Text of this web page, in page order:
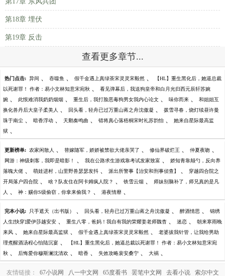
第18章 埋伏
第19章 反击
查看更多章节...
热门点击: 异间 、 吞噬鱼 、 假千金遇上真绿茶宋灵灵宋毅然 、 【HL】重生黑化后，她逼总裁
以死谢罪！ 作者：易小文林知意宋宛秋 、 看见弹幕后，我送狗皇帝和白月光归西元辰轩苏婉
婉 、 此恨难消我奶奶烟烟 、 重生后，我打脸恶毒狗男女我内心论文 、 味你而来 、 和姐姐互
换化兽丹后大皇子柔美人 、 回头看，轻舟已过万重山蒋之舟沈傲凝 、 拨雪寻春，烧灯续昼许曼
珠于南尘 、 暗香浮动 、 天鹅奏鸣曲 、 错将真心落梧桐宋时礼苏韵怡 、 她来自星际最高监
狱 、
更新榜单: 农家闲散人 、 替嫁随军，娇娇被禁欲大佬亲哭了 、 修仙界破烂王 、 仲夏夜吻 、
网游：神级刺客，我即是暗影！ 、 我在公路求生游戏靠考试发家致富 、 娇知青靠颠勺，反向养
落魄大佬 、 萌娃进村，山里野兽瑟瑟发抖 、 派出所警事【治安和刑事侦查】 、 穿越四合院之
开局落户四合院 、 啥？队友住在阿卡姆疯人院？ 、 铁雪云烟 、 师妹别脑补了，师兄真的是凡
人 、 神：赐你S级偷窃，你拿来偷我？ 、 港夜情靡 、
完本小说: 只手遮天（出书版） 、 回头看，轻舟已过万重山蒋之舟沈傲凝 、 醉酒情思 、 锦绣
人生[快穿]爱伊莎越安安 、 重生八零，爸妈！我自有我的荣耀姜老师魏杳 、 迷恋 、 朝来寒雨晚
来风 、 她来自星际最高监狱 、 假千金遇上真绿茶宋灵灵宋毅然 、 老婆拔我针管，让我给男助
理煮醒酒汤程心怡陆沉宴 、 【HL】重生黑化后，她逼总裁以死谢罪！ 作者：易小文林知意宋宛
秋 、 后悔爱你穆斯澜沈清欢 、 暗香 、 失效攻略裴安桑宁 、 大祸 、
友情链接： 67小说网 八一中文网 65度看书 罢笔中文网 去看小说 索尔中文